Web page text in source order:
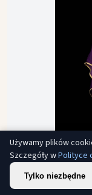
Używamy plików
Szczegóły wPolityce
Tylko niezbędne